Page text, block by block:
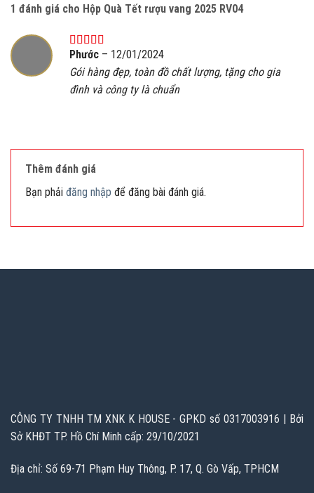
1 đánh giá cho Hộp Quà Tết rượu vang 2025 RV04
Được xếp
hạng55 sao
Phước – 12/01/2024
Gói hàng đẹp, toàn đồ chất lượng, tặng cho gia
đình và công ty là chuẩn
Thêm đánh giá
Bạn phải đăng nhập để đăng bài đánh giá.
CÔNG TY TNHH TM XNK K HOUSE - GPKD số 0317003916 | Bởi
Sở KHĐT TP. Hồ Chí Minh cấp: 29/10/2021
Địa chỉ: Số 69-71 Phạm Huy Thông, P. 17, Q. Gò Vấp, TPHCM